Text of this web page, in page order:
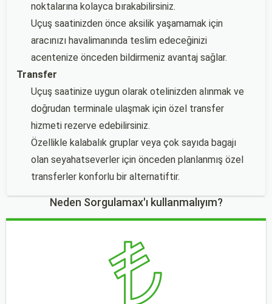
noktalarına kolayca bırakabilirsiniz.
Uçuş saatinizden önce aksilik yaşamamak için
aracınızı havalimanında teslim edeceğinizi
acentenize önceden bildirmeniz avantaj sağlar.
Transfer
Uçuş saatinize uygun olarak otelinizden alınmak ve
doğrudan terminale ulaşmak için özel transfer
hizmeti rezerve edebilirsiniz.
Özellikle kalabalık gruplar veya çok sayıda bagajı
olan seyahatseverler için önceden planlanmış özel
transferler konforlu bir alternatiftir.
Neden Sorgulamax'ı kullanmalıyım?